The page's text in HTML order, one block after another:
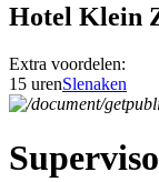
Hotel Klein
Extra voordelen:
15 urenSlenaken